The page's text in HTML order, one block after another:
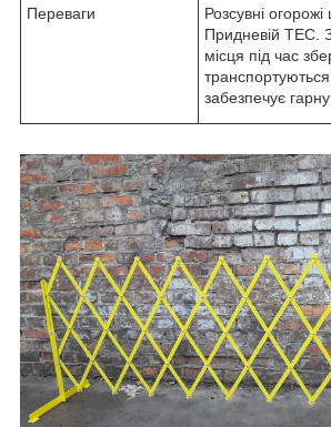
Переваги
Розсувні
Придневій ТЕС.
місця під час
забезпечує